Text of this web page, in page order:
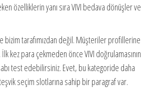
özelliklerin yanı sıra VIVI bedava dönüşler ve
tarafımızdan değil. Müşteriler profillerine
kez para çekmeden önce VIVI doğrulamasının
test edebilirsiniz. Evet, bu kategoride daha
seçim slotlarına sahip bir paragraf var.